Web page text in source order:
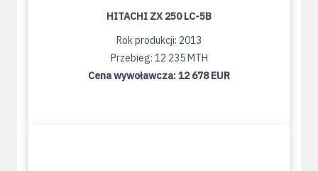
HITACHI ZX 250 LC-5B
Rok produkcji: 2013
Przebieg: 12 235 MTH
Cena wywoławcza:12 678 EUR